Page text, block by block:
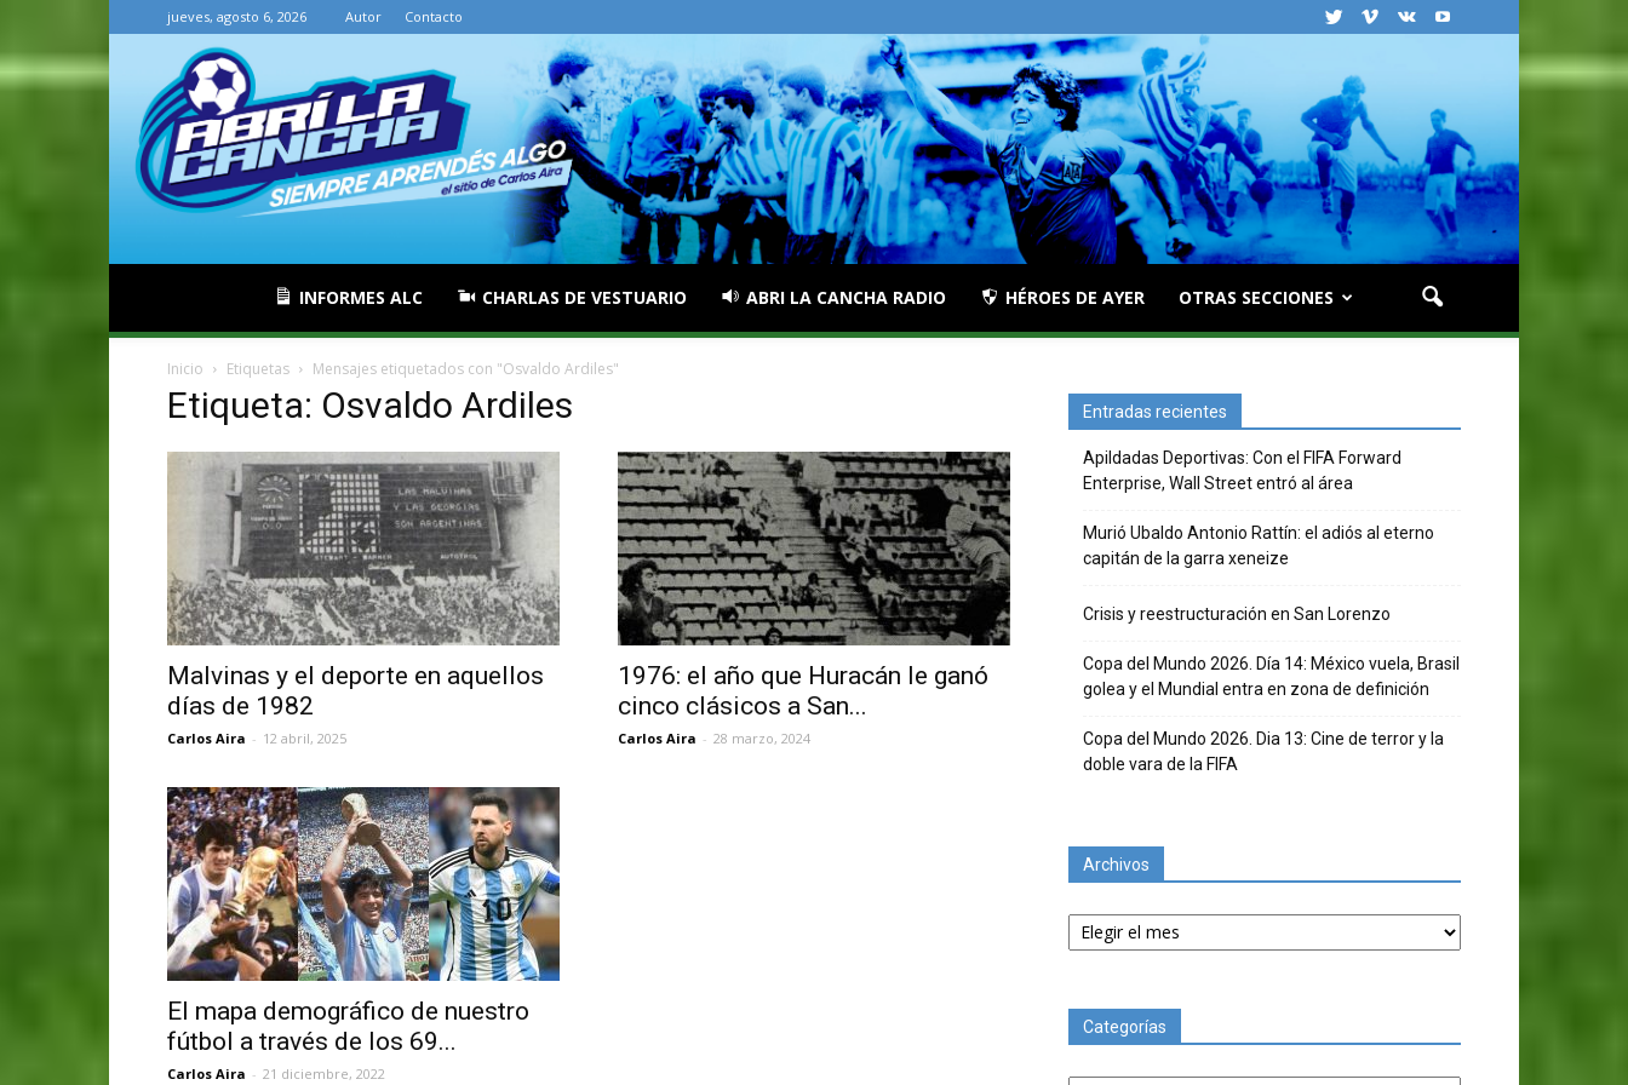
jueves, agosto 6, 2026 Autor Contacto
INFORMES ALC CHARLAS DE VESTUARIO ABRI LA CANCHA RADIO HÉROES DE AYER OTRAS SECCIONES
Inicio Etiquetas Mensajes etiquetados con "Osvaldo Ardiles"
Etiqueta: Osvaldo Ardiles
Malvinas y el deporte en aquellos
días de 1982
Carlos Aira - 12 abril, 2025
1976: el año que Huracán le ganó
cinco clásicos a San...
Carlos Aira - 28 marzo, 2024
El mapa demográfico de nuestro
fútbol a través de los 69...
Carlos Aira - 21 diciembre, 2022
Entradas recientes
Apildadas Deportivas: Con el FIFA Forward
Enterprise, Wall Street entró al área
Murió Ubaldo Antonio Rattín: el adiós al eterno
capitán de la garra xeneize
Crisis y reestructuración en San Lorenzo
Copa del Mundo 2026. Día 14: México vuela, Brasil
golea y el Mundial entra en zona de definición
Copa del Mundo 2026. Dia 13: Cine de terror y la
doble vara de la FIFA
Archivos
Archivos
Categorías
Categorías